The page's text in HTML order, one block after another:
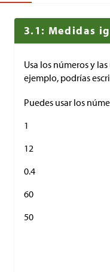
3.1: Medidas
Usa los números y
ejemplo, podrías
Puedes usar los
1
12
0.4
60
50